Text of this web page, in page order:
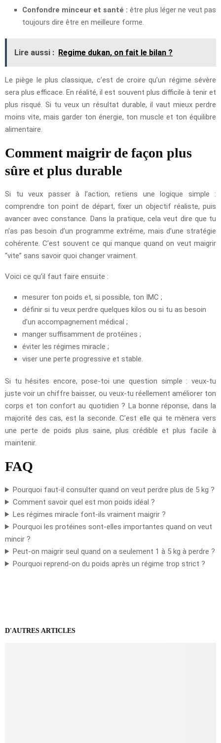
Confondre minceur et santé : être plus léger ne veut pas
toujours dire être en meilleure forme.
Lire aussi : Regime dukan, on fait le bilan ?
Le piège le plus classique, c’est de croire qu’un régime sévère
sera plus efficace. En réalité, il est souvent plus difficile à tenir et
plus risqué. Si tu veux un résultat durable, il vaut mieux perdre
moins vite, mais garder ton énergie, ton muscle et ton équilibre
alimentaire.
Comment maigrir de façon plus
sûre et plus durable
Si tu veux passer à l’action, retiens une logique simple :
comprendre ton point de départ, fixer un objectif réaliste, puis
avancer avec constance. Dans la pratique, cela veut dire que tu
n’as pas besoin d’un programme extrême, mais d’une stratégie
cohérente. C’est souvent ce qui manque quand on veut maigrir
“vite” sans savoir quoi changer vraiment.
Voici ce qu’il faut faire ensuite :
mesurer ton poids et, si possible, ton IMC ;
définir si tu veux perdre quelques kilos ou si tu as besoin
d’un accompagnement médical ;
manger suffisamment de protéines ;
éviter les régimes miracle ;
viser une perte progressive et stable.
Si tu hésites encore, pose-toi une question simple : veux-tu
juste voir un chiffre baisser, ou veux-tu réellement améliorer ton
corps et ton confort au quotidien ? La bonne réponse, dans la
majorité des cas, est la seconde. C’est elle qui te mènera vers
une perte de poids plus saine, plus crédible et plus facile à
maintenir.
FAQ
Pourquoi faut-il consulter quand on veut perdre plus de 5 kg ?
Comment savoir quel est mon poids idéal ?
Les régimes miracle font-ils vraiment maigrir ?
Pourquoi les protéines sont-elles importantes quand on veut
mincir ?
Peut-on maigrir seul quand on a seulement 1 à 5 kg à perdre ?
Pourquoi reprend-on du poids après un régime trop strict ?
D'AUTRES ARTICLES